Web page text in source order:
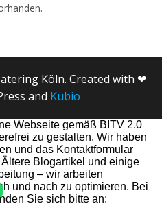
Köln. Created with ❤
and Kubio
Webseite gemäß BITV 2.0
zu gestalten. Wir haben
und das Kontaktformular
Blogartikel und einige
– wir arbeiten
und nach zu optimieren. Bei
Sie sich bitte an: